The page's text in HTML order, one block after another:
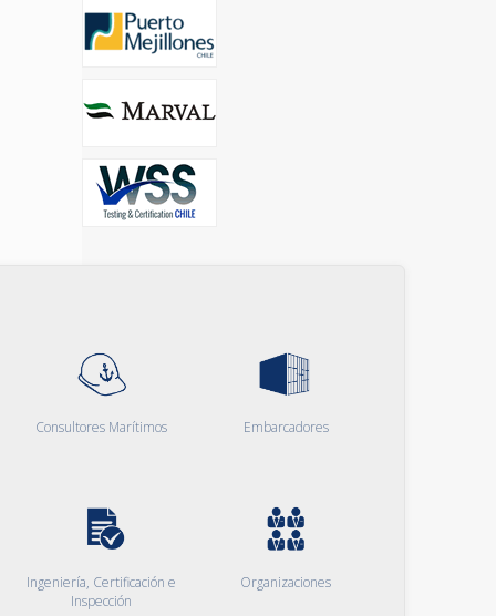
Consultores Marítimos Embarcadores
Ingeniería, Certificación e
Inspección
Organizaciones